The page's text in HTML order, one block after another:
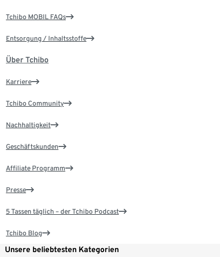
Tchibo MOBIL FAQs
Entsorgung / Inhaltsstoffe
Über Tchibo
Karriere
Tchibo Community
Nachhaltigkeit
Geschäftskunden
Affiliate Programm
Presse
5 Tassen täglich – der Tchibo Podcast
Tchibo Blog
Unsere beliebtesten Kategorien